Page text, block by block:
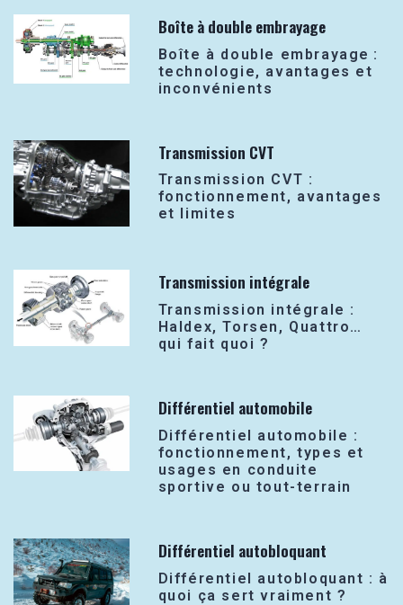
Boîte à double embrayage
Boîte à double embrayage :
technologie, avantages et
inconvénients
Transmission CVT
Transmission CVT :
fonctionnement, avantages
et limites
Transmission intégrale
Transmission intégrale :
Haldex, Torsen, Quattro…
qui fait quoi ?
Différentiel automobile
Différentiel automobile :
fonctionnement, types et
usages en conduite
sportive ou tout-terrain
Différentiel autobloquant
Différentiel autobloquant : à
quoi ça sert vraiment ?